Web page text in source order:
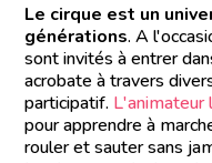
Le cirque est un
générations. A
sont invités à entrer
acrobate à travers
participatif. L'animateur
pour apprendre à
rouler et sauter sans